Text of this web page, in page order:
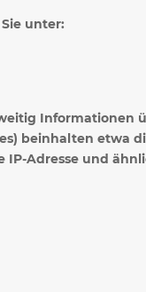
unter:
Informationen
beinhalten etwa
Adresse und